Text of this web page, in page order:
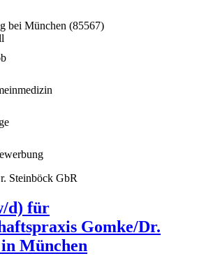
bei München (85567)
Steinböck GbR
d) für
Gomke/Dr.
München